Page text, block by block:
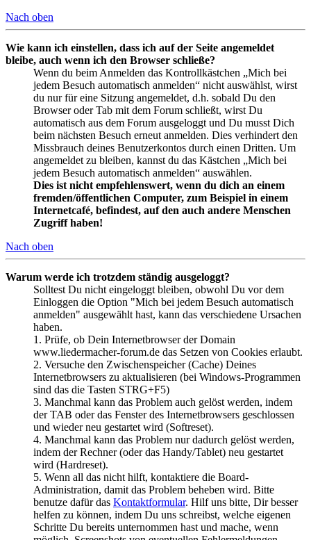
Nach oben
Wie kann ich einstellen, dass ich auf der Seite angemeldet
bleibe, auch wenn ich den Browser schließe?
Wenn du beim Anmelden das Kontrollkästchen „Mich bei
jedem Besuch automatisch anmelden“ nicht auswählst, wirst
du nur für eine Sitzung angemeldet, d.h. sobald Du den
Browser oder Tab mit dem Forum schließt, wirst Du
automatisch aus dem Forum ausgeloggt und Du musst Dich
beim nächsten Besuch erneut anmelden. Dies verhindert den
Missbrauch deines Benutzerkontos durch einen Dritten. Um
angemeldet zu bleiben, kannst du das Kästchen „Mich bei
jedem Besuch automatisch anmelden“ auswählen.
Dies ist nicht empfehlenswert, wenn du dich an einem
fremden/öffentlichen Computer, zum Beispiel in einem
Internetcafé, befindest, auf den auch andere Menschen
Zugriff haben!
Nach oben
Warum werde ich trotzdem ständig ausgeloggt?
Solltest Du nicht eingeloggt bleiben, obwohl Du vor dem
Einloggen die Option "Mich bei jedem Besuch automatisch
anmelden" ausgewählt hast, kann das verschiedene Ursachen
haben.
1. Prüfe, ob Dein Internetbrowser der Domain
www.liedermacher-forum.de das Setzen von Cookies erlaubt.
2. Versuche den Zwischenspeicher (Cache) Deines
Internetbrowsers zu aktualisieren (bei Windows-Programmen
sind das die Tasten STRG+F5)
3. Manchmal kann das Problem auch gelöst werden, indem
der TAB oder das Fenster des Internetbrowsers geschlossen
und wieder neu gestartet wird (Softreset).
4. Manchmal kann das Problem nur dadurch gelöst werden,
indem der Rechner (oder das Handy/Tablet) neu gestartet
wird (Hardreset).
5. Wenn all das nicht hilft, kontaktiere die Board-
Administration, damit das Problem beheben wird. Bitte
benutze dafür das Kontaktformular. Hilf uns bitte, Dir besser
helfen zu können, indem Du uns schreibst, welche eigenen
Schritte Du bereits unternommen hast und mache, wenn